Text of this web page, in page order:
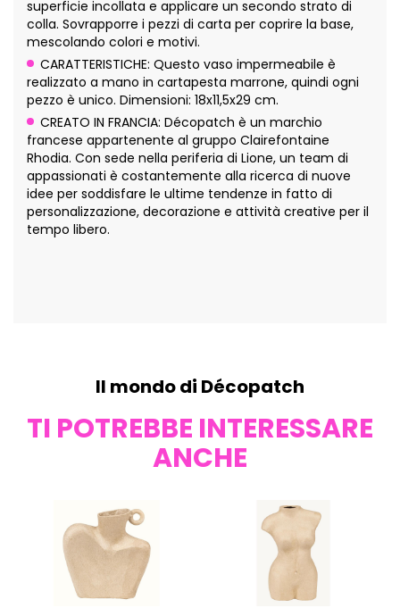
superficie incollata e applicare un secondo strato di
colla. Sovrapporre i pezzi di carta per coprire la base,
mescolando colori e motivi.
CARATTERISTICHE: Questo vaso impermeabile è
realizzato a mano in cartapesta marrone, quindi ogni
pezzo è unico. Dimensioni: 18x11,5x29 cm.
CREATO IN FRANCIA: Décopatch è un marchio
francese appartenente al gruppo Clairefontaine
Rhodia. Con sede nella periferia di Lione, un team di
appassionati è costantemente alla ricerca di nuove
idee per soddisfare le ultime tendenze in fatto di
personalizzazione, decorazione e attività creative per il
tempo libero.
Il mondo di Décopatch
TI POTREBBE INTERESSARE
ANCHE